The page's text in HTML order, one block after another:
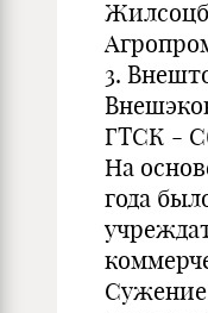
3.
ГТСК -
На
года
Сужение